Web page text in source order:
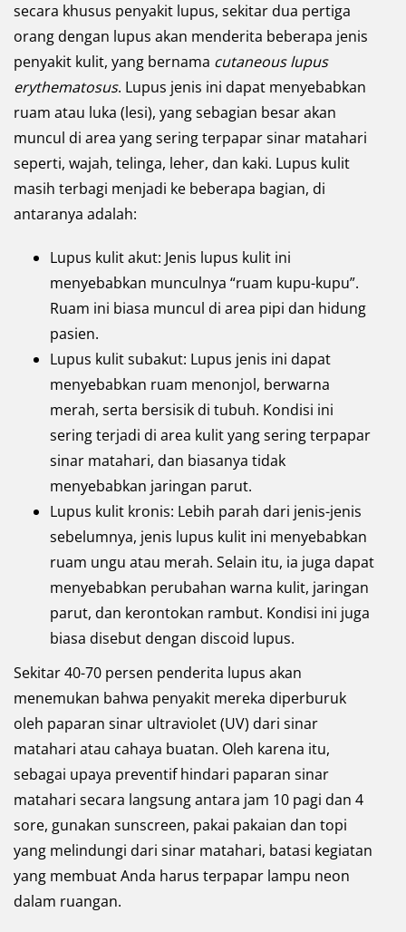
secara khusus penyakit lupus, sekitar dua pertiga
orang dengan lupus akan menderita beberapa jenis
penyakit kulit, yang bernama cutaneous lupus
erythematosus. Lupus jenis ini dapat menyebabkan
ruam atau luka (lesi), yang sebagian besar akan
muncul di area yang sering terpapar sinar matahari
seperti, wajah, telinga, leher, dan kaki. Lupus kulit
masih terbagi menjadi ke beberapa bagian, di
antaranya adalah:
Lupus kulit akut: Jenis lupus kulit ini
menyebabkan munculnya “ruam kupu-kupu”.
Ruam ini biasa muncul di area pipi dan hidung
pasien.
Lupus kulit subakut: Lupus jenis ini dapat
menyebabkan ruam menonjol, berwarna
merah, serta bersisik di tubuh. Kondisi ini
sering terjadi di area kulit yang sering terpapar
sinar matahari, dan biasanya tidak
menyebabkan jaringan parut.
Lupus kulit kronis: Lebih parah dari jenis-jenis
sebelumnya, jenis lupus kulit ini menyebabkan
ruam ungu atau merah. Selain itu, ia juga dapat
menyebabkan perubahan warna kulit, jaringan
parut, dan kerontokan rambut. Kondisi ini juga
biasa disebut dengan discoid lupus.
Sekitar 40-70 persen penderita lupus akan
menemukan bahwa penyakit mereka diperburuk
oleh paparan sinar ultraviolet (UV) dari sinar
matahari atau cahaya buatan. Oleh karena itu,
sebagai upaya preventif hindari paparan sinar
matahari secara langsung antara jam 10 pagi dan 4
sore, gunakan sunscreen, pakai pakaian dan topi
yang melindungi dari sinar matahari, batasi kegiatan
yang membuat Anda harus terpapar lampu neon
dalam ruangan.